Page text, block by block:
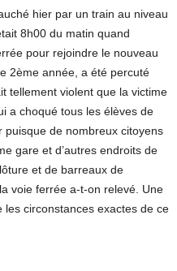
hier par un train au niveau
8h00 du matin quand
pour rejoindre le nouveau
2ème année, a été percuté
tellement violent que la victime
a choqué tous les élèves de
puisque de nombreux citoyens
gare et d’autres endroits de
et de barreaux de
voie ferrée a-t-on relevé. Une
circonstances exactes de ce